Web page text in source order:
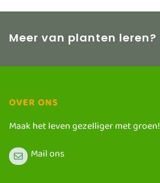
Meer van planten leren?
OVER ONS
Maak het leven gezelliger met groen!
Mail ons